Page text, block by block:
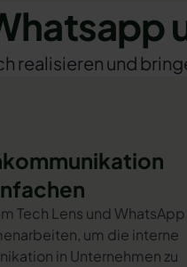
realisieren und
Tech Lens und
um die interne
in Unternehmen zu